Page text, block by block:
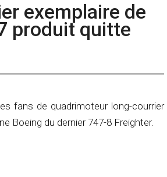
exemplaire de
produit quitte
fans de quadrimoteur long-courrier
Boeing du dernier 747-8 Freighter.